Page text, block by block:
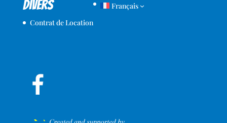
Conditions générales de location